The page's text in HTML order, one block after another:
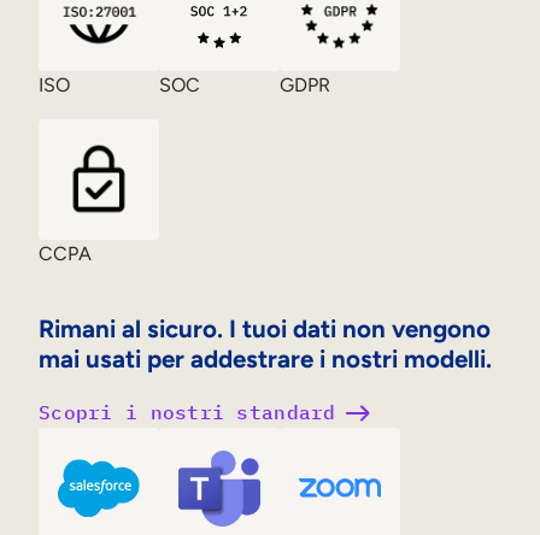
Rimani al sicuro. I tuoi dati non vengono
mai usati per addestrare i nostri modelli.
ISO SOC GDPR
CCPA
Scopri i nostri standard